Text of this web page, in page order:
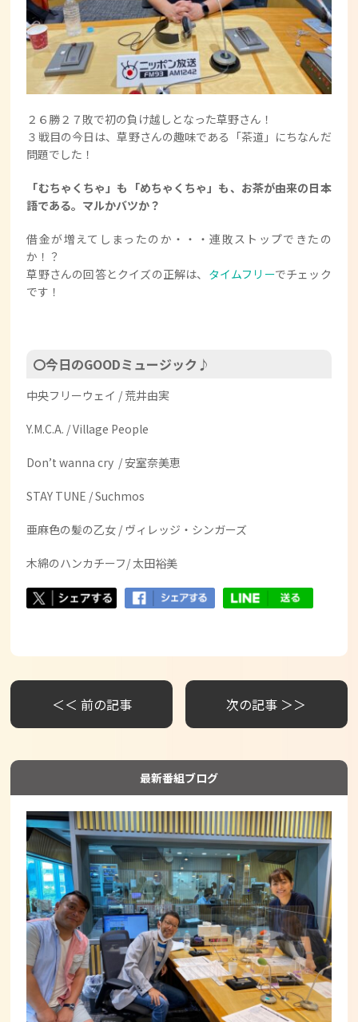
２６勝２７敗で初の負け越しとなった草野さん！
３戦目の今日は、草野さんの趣味である「茶道」にちなんだ
問題でした！
「むちゃくちゃ」も「めちゃくちゃ」も、お茶が由来の日本
語である。マルかバツか？
借金が増えてしまったのか・・・連敗ストップできたの
か！？
草野さんの回答とクイズの正解は、 タイムフリーでチェック
です！
〇今日のGOODミュージック♪
中央フリーウェイ / 荒井由実
Y.M.C.A. / Village People
Don’t wanna cry / 安室奈美恵
STAY TUNE / Suchmos
亜麻色の髪の乙女 / ヴィレッジ・シンガーズ
木綿のハンカチーフ/ 太田裕美
＜＜ 前の記事 次の記事 ＞＞
最新番組ブログ